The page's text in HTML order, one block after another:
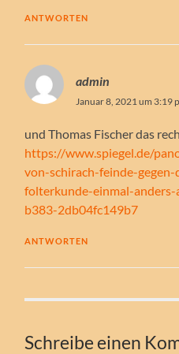
ANTWORTEN
admin
Januar 8, 2021 um 3:19
und Thomas Fischer das
https://www.spiegel.de/
von-schirach-feinde-
folterkunde-einmal-
b383-2db04fc149b7
ANTWORTEN
Schreibe einen